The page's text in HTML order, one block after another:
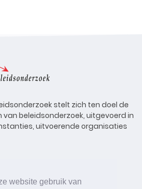
website gebruik van
stelt zich ten doel de
beleidsonderzoek, uitgevoerd in
uitvoerende organisaties